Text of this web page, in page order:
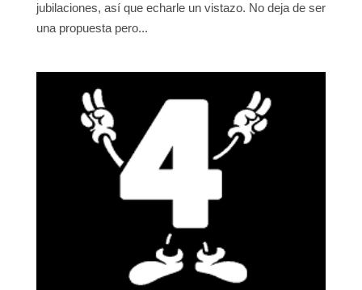
jubilaciones, así que echarle un vistazo. No deja de ser
una propuesta pero...